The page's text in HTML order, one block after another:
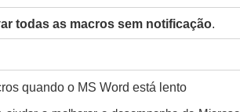
todas as macros sem notificação.